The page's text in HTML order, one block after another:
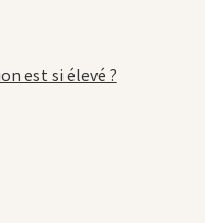
est si élevé ?